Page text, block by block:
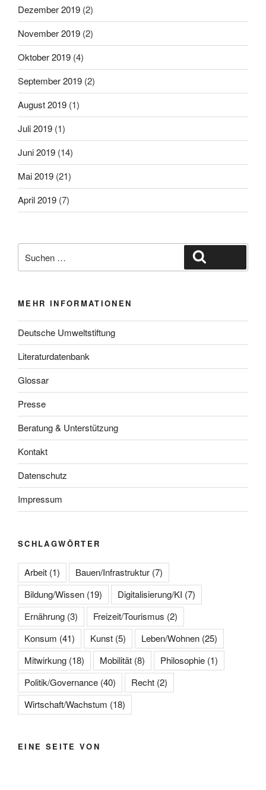
Dezember 2019 (2)
November 2019 (2)
Oktober 2019 (4)
September 2019 (2)
August 2019 (1)
Juli 2019 (1)
Juni 2019 (14)
Mai 2019 (21)
April 2019 (7)
nach:
MEHR INFORMATIONEN
Deutsche Umweltstiftung
Literaturdatenbank
Glossar
Presse
Beratung & Unterstützung
Kontakt
Datenschutz
Impressum
SCHLAGWÖRTER
Arbeit (1) Bauen/Infrastruktur (7)
Bildung/Wissen (19) Digitalisierung/KI (7)
Ernährung (3) Freizeit/Tourismus (2)
Konsum (41) Kunst (5) Leben/Wohnen (25)
Mitwirkung (18) Mobilität (8) Philosophie (1)
Politik/Governance (40) Recht (2)
Wirtschaft/Wachstum (18)
EINE SEITE VON